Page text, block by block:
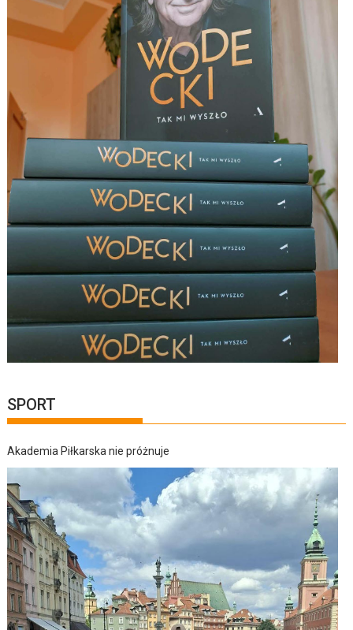
SPORT
Akademia Piłkarska nie próżnuje